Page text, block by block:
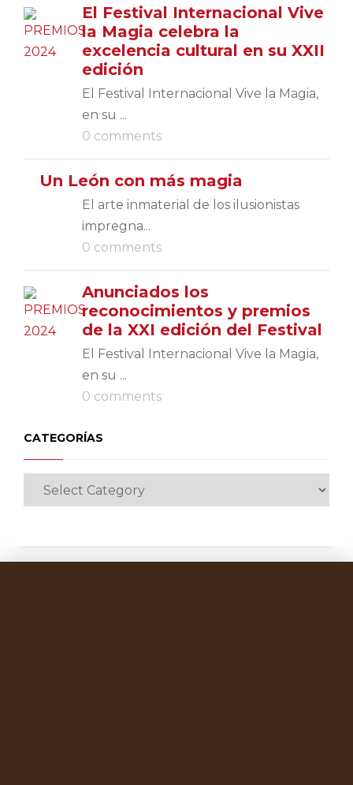
El Festival Internacional Vive
la Magia celebra la
excelencia cultural en su XXII
edición
El Festival Internacional Vive la Magia,
en su ...
0 comments
Un León con más magia
El arte inmaterial de los ilusionistas
impregna...
0 comments
Anunciados los
reconocimientos y premios
de la XXI edición del Festival
El Festival Internacional Vive la Magia,
en su ...
0 comments
CATEGORÍAS